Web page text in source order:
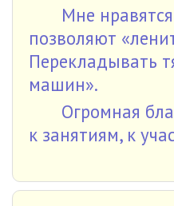
Мне
позволяют
Перекладывать
машин».
Огромная
к занятиям, к